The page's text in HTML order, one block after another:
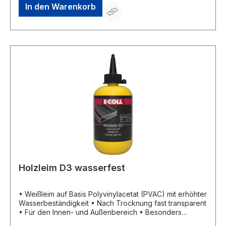
• Verarbeitungstemperatur: +15 °C bis +20 °C •
Verbrauch: 125 bis 250 g/m², offene Zeit: max. 10
Minuten • Frostfrei zwischen +10 °C bis +20 °C lagern •
Deutscher Eisenhändler GmbH, EDE Platz 1, 42389
In den Warenkorb
Holzleim D3 wasserfest
• Weißleim auf Basis Polyvinylacetat (PVAC) mit erhöhter
Wasserbeständigkeit • Nach Trocknung fast transparent
• Für den Innen- und Außenbereich • Besonders